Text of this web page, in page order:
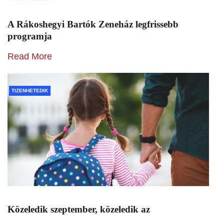
A Rákoshegyi Bartók Zeneház legfrissebb
programja
Read More
TIZENHETEDIK
Közeledik szeptember, közeledik az